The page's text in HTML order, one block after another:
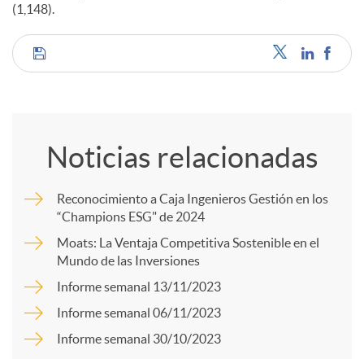
(1,148).
C
m
p
a
r
Noticias relacionadas
Reconocimiento a Caja Ingenieros Gestión en los
“Champions ESG" de 2024
Moats: La Ventaja Competitiva Sostenible en el
Mundo de las Inversiones
Informe semanal 13/11/2023
Informe semanal 06/11/2023
Informe semanal 30/10/2023